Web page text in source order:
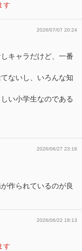
す
2026/07/07 20:24
キャラだけど、一番
ないし、いろんな知
い小学生なのである
2026/06/27 23:18
作られているのが良
2026/06/22 18:13
す